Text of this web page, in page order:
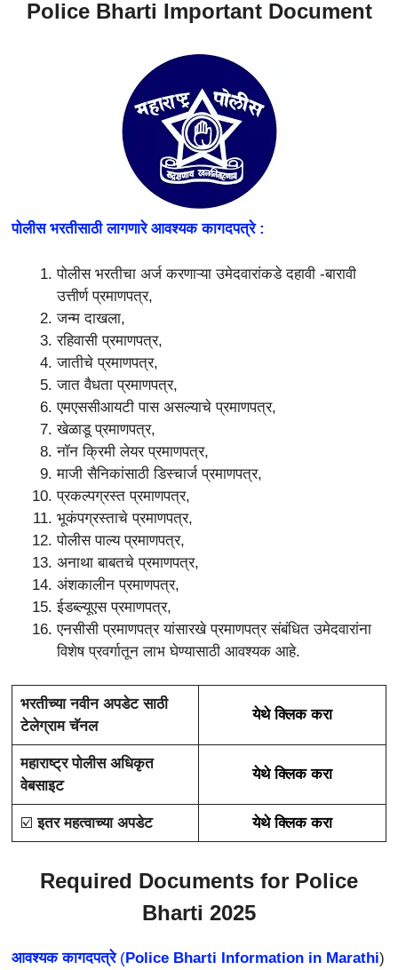
Police Bharti Important Document
पोलीस भरतीसाठी लागणारे आवश्यक कागदपत्रे :
पोलीस भरतीचा अर्ज करणाऱ्या उमेदवारांकडे दहावी -बारावी
उत्तीर्ण प्रमाणपत्र,
जन्म दाखला,
रहिवासी प्रमाणपत्र,
जातीचे प्रमाणपत्र,
जात वैधता प्रमाणपत्र,
एमएससीआयटी पास असल्याचे प्रमाणपत्र,
खेळाडू प्रमाणपत्र,
नॉन क्रिमी लेयर प्रमाणपत्र,
माजी सैनिकांसाठी डिस्चार्ज प्रमाणपत्र,
प्रकल्पग्रस्त प्रमाणपत्र,
भूकंपग्रस्ताचे प्रमाणपत्र,
पोलीस पाल्य प्रमाणपत्र,
अनाथा बाबतचे प्रमाणपत्र,
अंशकालीन प्रमाणपत्र,
ईडब्ल्यूएस प्रमाणपत्र,
एनसीसी प्रमाणपत्र यांसारखे प्रमाणपत्र संबंधित उमेदवारांना
विशेष प्रवर्गातून लाभ घेण्यासाठी आवश्यक आहे.
भरतीच्या नवीन अपडेट साठी
टेलेग्राम चॅनल
येथे क्लिक करा
महाराष्ट्र पोलीस अधिकृत
वेबसाइट
येथे क्लिक करा
☑️इतर महत्वाच्या अपडेट येथे क्लिक करा
Required Documents for Police
Bharti 2025
आवश्‍यक कागदपत्रे(Police Bharti Information in Marathi)